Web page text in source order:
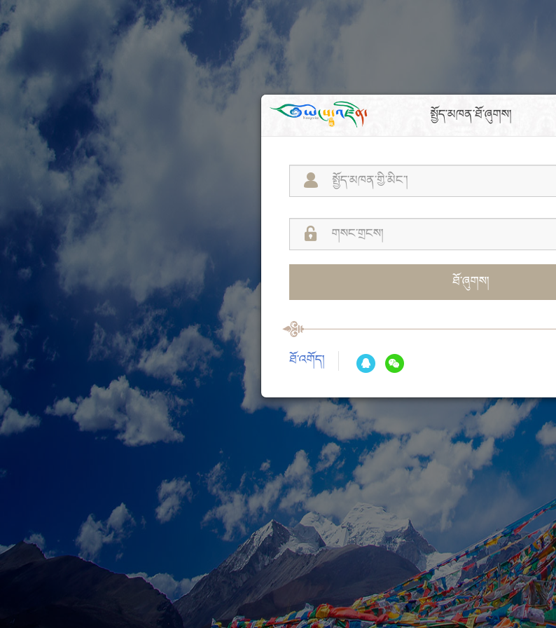
སྤྱོད་མཁན་ཐོ་ཞུགས།
ཐོ་ཞུགས།
ཐོ་འགོད།